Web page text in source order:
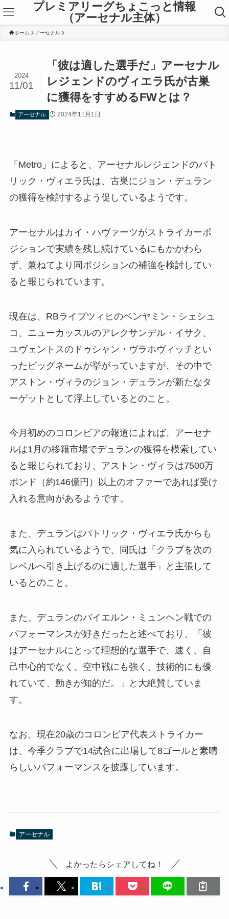
プレミアリーグちょこっと情報
（アーセナル主体）
ホーム アーセナル
「彼は適した選手だ」アーセナル
レジェンドのヴィエラ氏が古巣
に獲得をすすめるFWとは？
2024
11/01
アーセナル 2024年11月1日
「Metro」によると、アーセナルレジェンドのパト
リック・ヴィエラ氏は、古巣にジョン・デュラン
の獲得を検討するよう促しているようです。
アーセナルはカイ・ハヴァーツがストライカーポ
ジションで実績を残し続けているにもかかわら
ず、兼ねてより同ポジションの補強を検討してい
ると報じられています。
現在は、RBライプツィヒのベンヤミン・シェシュ
コ、ニューカッスルのアレクサンデル・イサク、
ユヴェントスのドゥシャン・ヴラホヴィッチとい
ったビッグネームが挙がっていますが、その中で
アストン・ヴィラのジョン・デュランが新たなタ
ーゲットとして浮上しているとのこと。
今月初めのコロンビアの報道によれば、アーセナ
ルは1月の移籍市場でデュランの獲得を模索してい
ると報じられており、アストン・ヴィラは7500万
ポンド（約146億円）以上のオファーであれば受け
入れる意向があるようです。
また、デュランはパトリック・ヴィエラ氏からも
気に入られているようで、同氏は「クラブを次の
レベルへ引き上げるのに適した選手」と主張して
いるとのこと。
また、デュランのバイエルン・ミュンヘン戦での
パフォーマンスが好きだったと述べており、「彼
はアーセナルにとって理想的な選手で、速く、自
己中心的でなく、空中戦にも強く、技術的にも優
れていて、動きが知的だ。」と大絶賛していま
す。
なお、現在20歳のコロンビア代表ストライカー
は、今季クラブで14試合に出場して8ゴールと素晴
らしいパフォーマンスを披露しています。
アーセナル
よかったらシェアしてね！